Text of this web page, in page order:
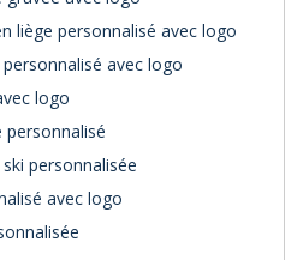
liège personnalisé avec logo
avec logo
logo
personnalisée
avec logo